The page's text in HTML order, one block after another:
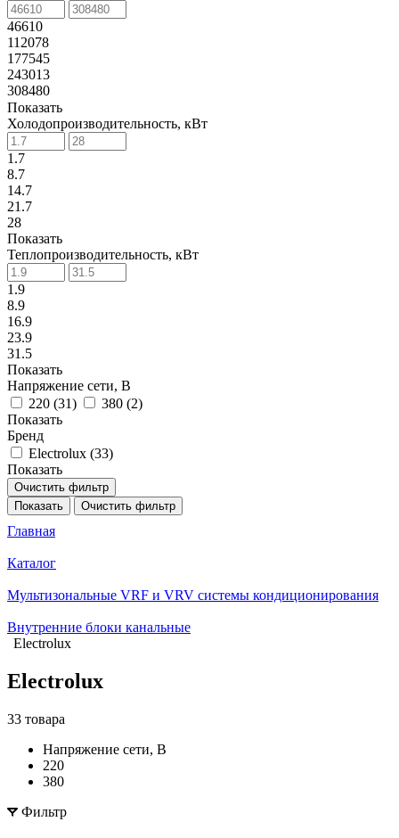
46610
112078
177545
243013
308480
Показать
Холодопроизводительность, кВт
1.7
8.7
14.7
21.7
28
Показать
Теплопроизводительность, кВт
1.9
8.9
16.9
23.9
31.5
Показать
Напряжение сети, В
220 (31) 380 (2)
Показать
Бренд
Electrolux (33)
Показать
Очистить фильтр
Показать
Очистить фильтр
Главная
Каталог
Мультизональные VRF и VRV системы кондиционирования
Внутренние блоки канальные
Electrolux
Electrolux
33 товара
Напряжение сети, В
220
380
Фильтр